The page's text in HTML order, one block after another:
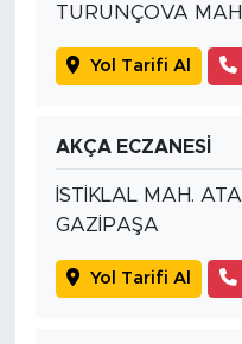
TURUNÇOVA
Yol Tarifi Al
AKÇA ECZANESİ
İSTİKLAL MAH.
GAZİPAŞA
Yol Tarifi Al